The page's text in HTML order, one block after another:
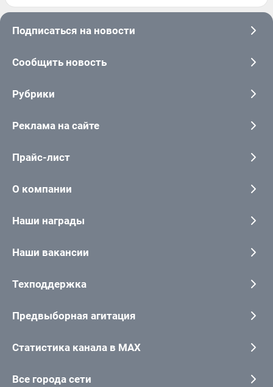
Подписаться на новости
Сообщить новость
Рубрики
Реклама на сайте
Прайс-лист
О компании
Наши награды
Наши вакансии
Техподдержка
Предвыборная агитация
Статистика канала в MAX
Все города сети